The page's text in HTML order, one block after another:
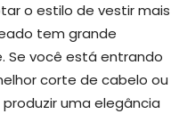
o estilo de vestir mais
tem grande
Se você está entrando
corte de cabelo ou
uma elegância